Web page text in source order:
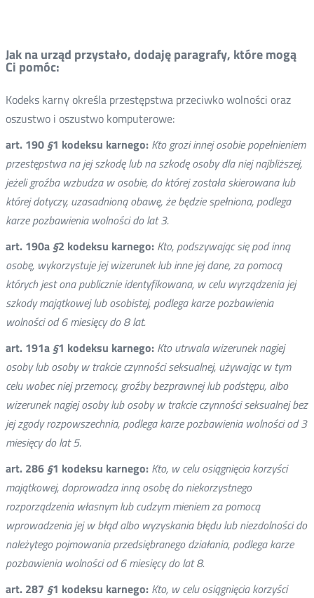
Jak na urząd przystało, dodaję paragrafy, które mogą
Ci pomóc:
Kodeks karny określa przestępstwa przeciwko wolności oraz
oszustwo i oszustwo komputerowe:
art. 190 §1 kodeksu karnego: Kto grozi innej osobie popełnieniem
przestępstwa na jej szkodę lub na szkodę osoby dla niej najbliższej,
jeżeli groźba wzbudza w osobie, do której została skierowana lub
której dotyczy, uzasadnioną obawę, że będzie spełniona, podlega
karze pozbawienia wolności do lat 3.
art. 190a §2 kodeksu karnego: Kto, podszywając się pod inną
osobę, wykorzystuje jej wizerunek lub inne jej dane, za pomocą
których jest ona publicznie identyfikowana, w celu wyrządzenia jej
szkody majątkowej lub osobistej, podlega karze pozbawienia
wolności od 6 miesięcy do 8 lat.
art. 191a §1 kodeksu karnego: Kto utrwala wizerunek nagiej
osoby lub osoby w trakcie czynności seksualnej, używając w tym
celu wobec niej przemocy, groźby bezprawnej lub podstępu, albo
wizerunek nagiej osoby lub osoby w trakcie czynności seksualnej bez
jej zgody rozpowszechnia, podlega karze pozbawienia wolności od 3
miesięcy do lat 5.
art. 286 §1 kodeksu karnego: Kto, w celu osiągnięcia korzyści
majątkowej, doprowadza inną osobę do niekorzystnego
rozporządzenia własnym lub cudzym mieniem za pomocą
wprowadzenia jej w błąd albo wyzyskania błędu lub niezdolności do
należytego pojmowania przedsiębranego działania, podlega karze
pozbawienia wolności od 6 miesięcy do lat 8.
art. 287 §1 kodeksu karnego: Kto, w celu osiągnięcia korzyści